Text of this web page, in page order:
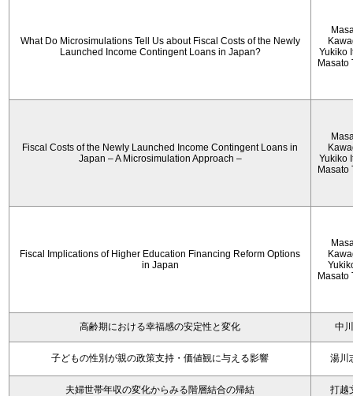
What Do Microsimulations Tell Us about Fiscal Costs of the Newly
Launched Income Contingent Loans in Japan?
Yukiko
Masato
Fiscal Costs of the Newly Launched Income Contingent Loans in
Japan – A Microsimulation Approach –
Yukiko
Masato
Fiscal Implications of Higher Education Financing Reform Options
in Japan
Masato
高齢期における幸福感の安定性と変化 中
子どもの性別が親の政策支持・価値観に与える影響 湯川
夫婦世帯年収の変化からみる階層結合の帰結 打越